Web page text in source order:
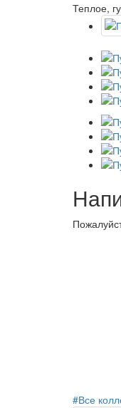
Теплое,
#Все